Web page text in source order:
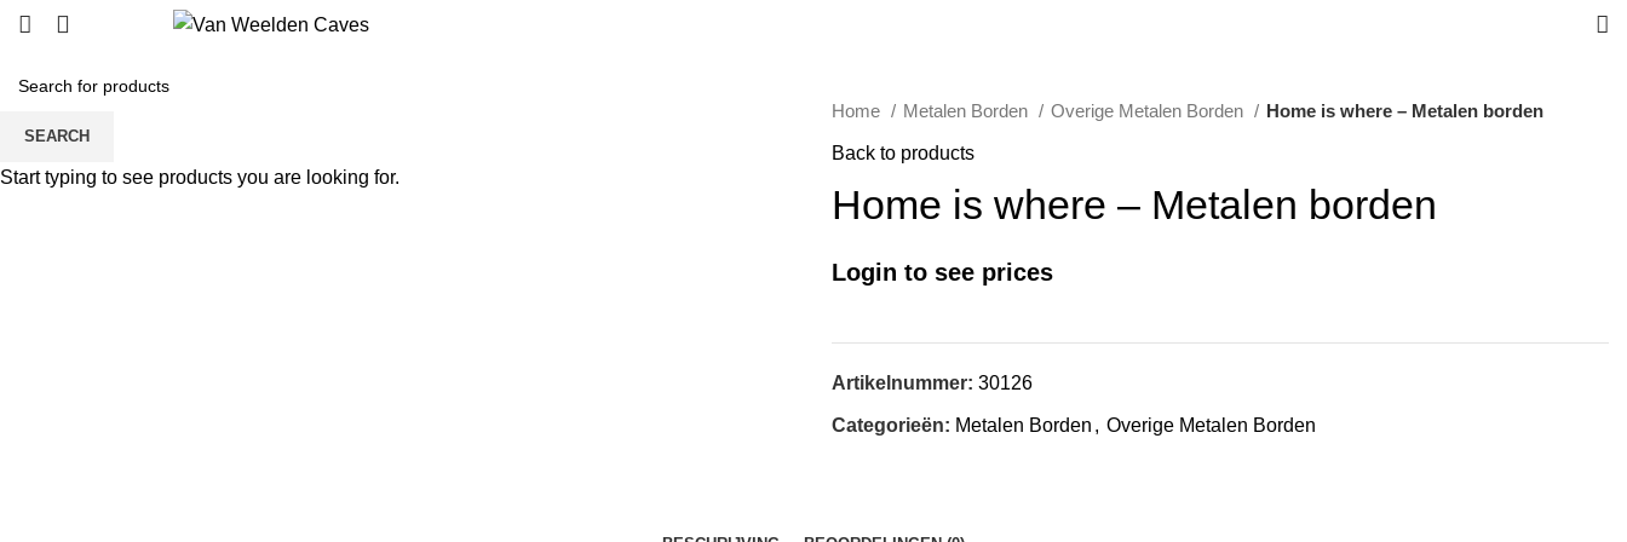
Home Metalen Borden Overige Metalen Borden Home is where – Metalen borden
Back to products
Home is where – Metalen borden
Login to see prices
Artikelnummer: 30126
Categorieën: Metalen Borden , Overige Metalen Borden
SEARCH
Start typing to see products you are looking for.